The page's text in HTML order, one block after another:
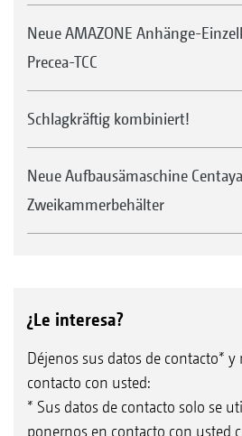
Neue AMAZONE Anhänge-
Precea-TCC
Schlagkräftig kombiniert!
Neue Aufbausämaschine
Zweikammerbehälter
¿Le interesa?
Déjenos sus datos de contacto*
contacto con usted:
* Sus datos de contacto solo se
ponernos en contacto con usted